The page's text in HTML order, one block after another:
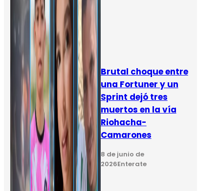
Brutal choque entre
una Fortuner y un
Sprint dejó tres
muertos en la vía
Riohacha-
Camarones
8 de junio de
2026Enterate